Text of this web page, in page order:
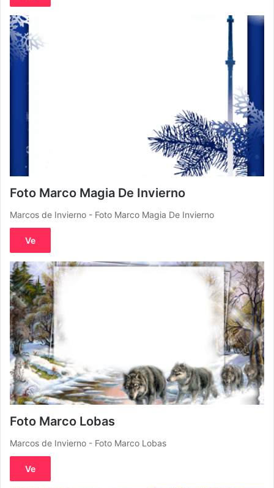
Foto Marco Magia De Invierno
Marcos de Invierno - Foto Marco Magia De Invierno
Ve
Foto Marco Lobas
Marcos de Invierno - Foto Marco Lobas
Ve